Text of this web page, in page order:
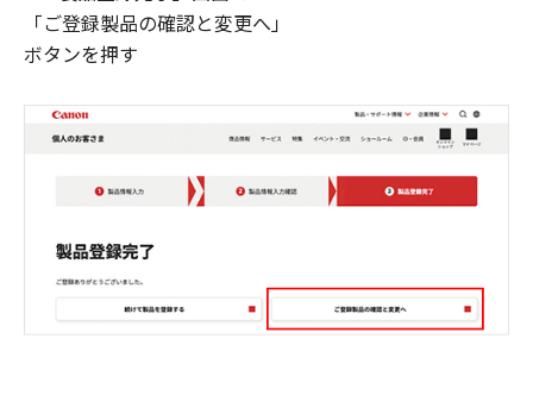
「ご登録製品の確認と変更へ」
ボタンを押す